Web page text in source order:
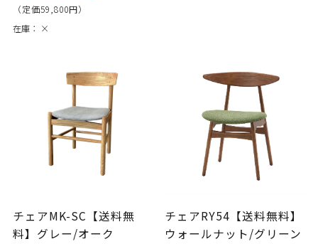
（定価59,800円）
在庫： ×
チェアMK-SC【送料無
料】グレー/オーク
チェアRY54【送料無料】
ウォールナット/グリーン